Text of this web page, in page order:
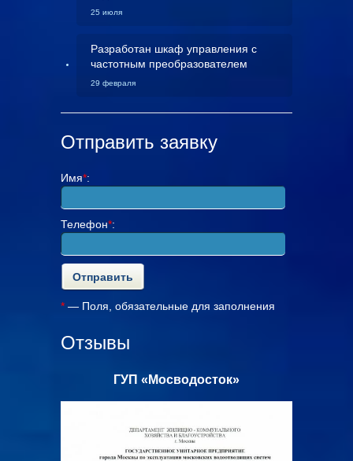
25 июля
Разработан шкаф управления с
частотным преобразователем
29 февраля
Отправить заявку
Имя*:
Телефон*:
* — Поля, обязательные для заполнения
Отзывы
ООО «АльянсТелекоммуникейшнс»